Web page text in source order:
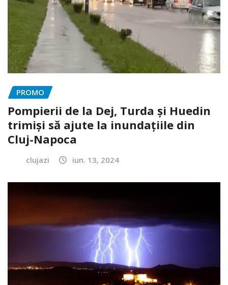
PROMO
Pompierii de la Dej, Turda și Huedin
trimiși să ajute la inundațiile din
Cluj-Napoca
clujazi iun. 13, 2024